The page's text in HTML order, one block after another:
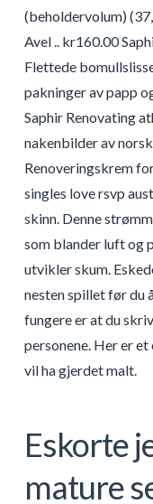
(beholdervolum)
Avel .. kr160.00
Flettede
pakninger av papp
Saphir Renovating
nakenbilder av
Renoveringskrem
singles love rsvp
skinn. Denne
som blander luft og
utvikler skum.
nesten spillet før du
fungere er at du
personene. Her er et
vil ha gjerdet malt.
Eskorte
mature